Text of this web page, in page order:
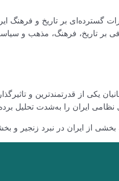
گسترده‌ای بر تاریخ و فرهنگ
بر تاریخ، فرهنگ، مذهب و
یکی از قدرتمندترین و
ایران را به‌شدت تحلیل
بخشی از ایران در نبرد زنجیر